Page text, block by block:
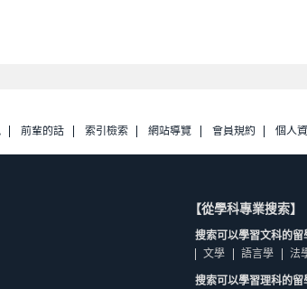
前輩的話 索引檢索 網站導覽 會員規約 個人
【從學科專業搜索】
搜索可以學習文科的留
文學
語言學 法
搜索可以學習理科的留